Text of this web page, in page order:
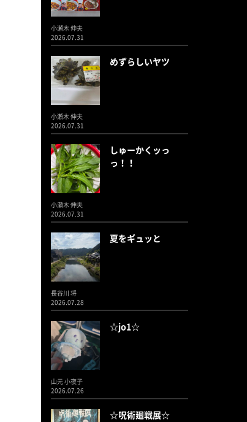
小瀬木 伸夫
2026.07.31
めずらしいヤツ
小瀬木 伸夫
2026.07.31
しゅーかくッっ
っ！！
小瀬木 伸夫
2026.07.31
夏をギュッと
長谷川 将
2026.07.28
☆jo1☆
山元 小夜子
2026.07.26
☆呪術廻戦展☆